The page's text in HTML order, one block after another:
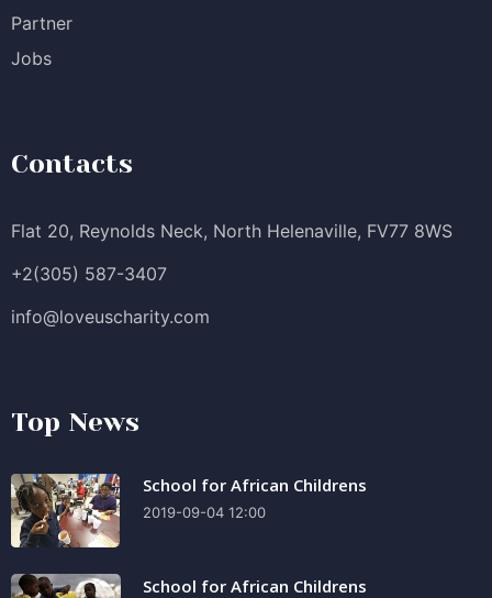
Partner
Jobs
Contacts
Flat 20, Reynolds Neck, North Helenaville, FV77 8WS
+2(305) 587-3407
info@loveuscharity.com
Top News
School for African Childrens
2019-09-04 12:00
School for African Childrens